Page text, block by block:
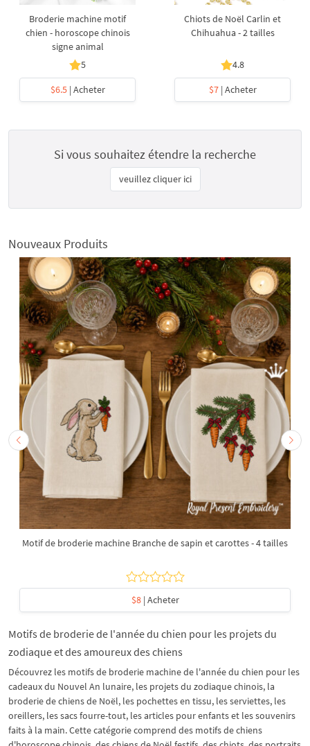
Broderie machine motif
chien - horoscope chinois
signe animal
5
$6.5| Acheter
Chiots de Noël Carlin et
Chihuahua - 2 tailles
4.8
$7| Acheter
Si vous souhaitez étendre la recherche
veuillez cliquer ici
Nouveaux Produits
Motif de broderie machine Branche de sapin et carottes - 4 tailles
$8| Acheter
Motifs de broderie de l'année du chien pour les projets du
zodiaque et des amoureux des chiens
Découvrez les motifs de broderie machine de l'année du chien pour les
cadeaux du Nouvel An lunaire, les projets du zodiaque chinois, la
broderie de chiens de Noël, les pochettes en tissu, les serviettes, les
oreillers, les sacs fourre-tout, les articles pour enfants et les souvenirs
faits à la main. Cette catégorie comprend des motifs de chiens